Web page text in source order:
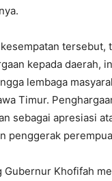
tersebut,
kepada daerah,
lembaga
Timur.
sebagai apresiasi
penggerak
Gubernur Khofifah